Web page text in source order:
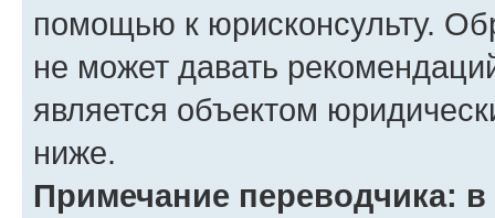
помощью к юрисконсульту.
не может давать
является объектом
ниже.
Примечание переводчика: